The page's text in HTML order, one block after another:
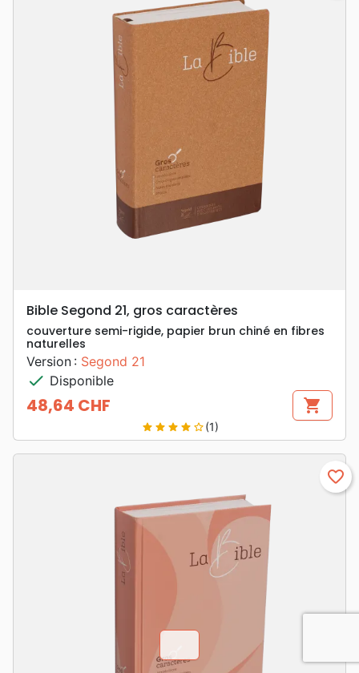
Bible Segond 21, gros caractères
couverture semi-rigide, papier brun chiné en fibres
naturelles
Version : Segond 21
check Disponible
Prix
48,64 CHF shopping_cart
star star star star star_border(1)
favorite_border